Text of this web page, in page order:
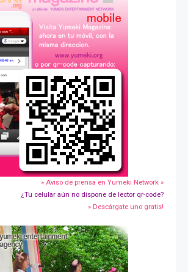
» Aviso de prensa en Yumeki Network »
¿Tu celular aún no dispone de lector qr-code?
» Descárgate uno gratis!